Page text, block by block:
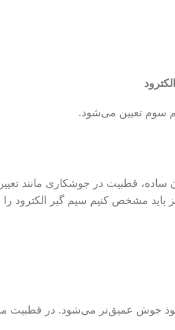
قطبیت در جوشکاری مانند
مشخص کنیم سیم گیر الکترود
جوش عمیق‌تر می‌شود. در قطبیت